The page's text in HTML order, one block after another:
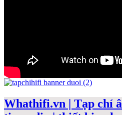
Whathifi.vn | Tạp chí